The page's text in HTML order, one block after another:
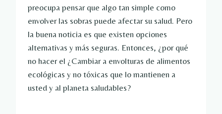
preocupa pensar que algo tan simple como
envolver las sobras puede afectar su salud. Pero
la buena noticia es que existen opciones
alternativas y más seguras. Entonces, ¿por qué
no hacer el ¿Cambiar a envolturas de alimentos
ecológicas y no tóxicas que lo mantienen a
usted y al planeta saludables?